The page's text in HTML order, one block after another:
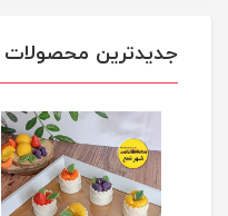
جدیدترین محصولات